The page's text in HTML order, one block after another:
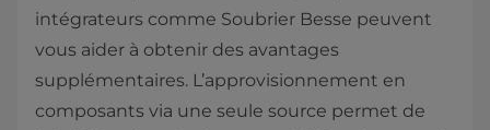
intégrateurs comme Soubrier Besse peuvent
vous aider à obtenir des avantages
supplémentaires. L’approvisionnement en
composants via une seule source permet de